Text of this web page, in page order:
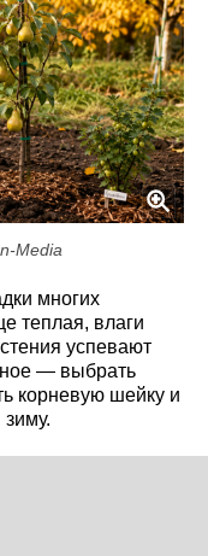
Media
многих
теплая, влаги
успевают
— выбрать
корневую шейку и